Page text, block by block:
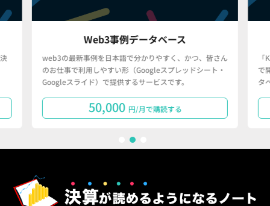
Web3事例データベース
web3の最新事例を日本語で分かりやすく、かつ、皆さん
のお仕事で利用しやすい形（Googleスプレッドシート・
Googleスライド）で提供するサービスです。
50,000 円/月で購読する
で
タ